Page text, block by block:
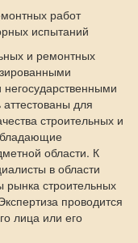
работ
испытаний
и ремонтных
для
строительных и
области. К
в области
рынка строительных
проводится
лица или его